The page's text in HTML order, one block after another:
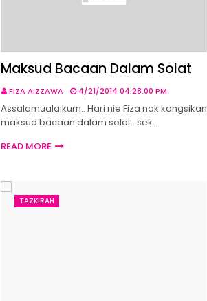
Maksud Bacaan Dalam Solat
FIZA AIZZAWA 4/21/2014 04:28:00 PM
Assalamualaikum.. Hari nie Fiza nak kongsikan
maksud bacaan dalam solat.. sek…
READ MORE
TAZKIRAH